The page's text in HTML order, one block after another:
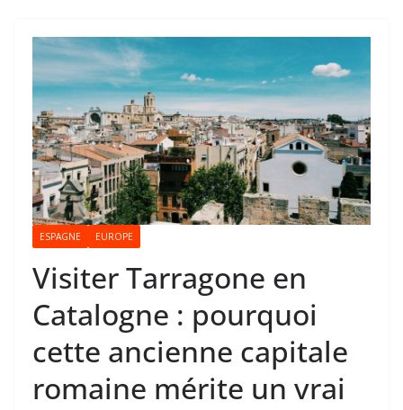
ESPAGNE EUROPE
Visiter Tarragone en
Catalogne : pourquoi
cette ancienne capitale
romaine mérite un vrai